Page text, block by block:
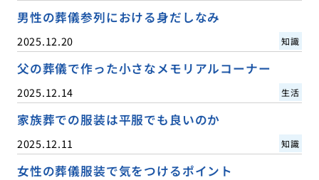
男性の葬儀参列における身だしなみ
2025.12.20 知識
父の葬儀で作った小さなメモリアルコーナー
2025.12.14 生活
家族葬での服装は平服でも良いのか
2025.12.11 知識
女性の葬儀服装で気をつけるポイント